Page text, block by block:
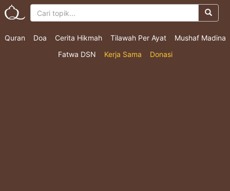
Quran Doa Cerita Hikmah Tilawah Per Ayat
Mushaf Madina
Fatwa DSN
Kerja Sama Donasi